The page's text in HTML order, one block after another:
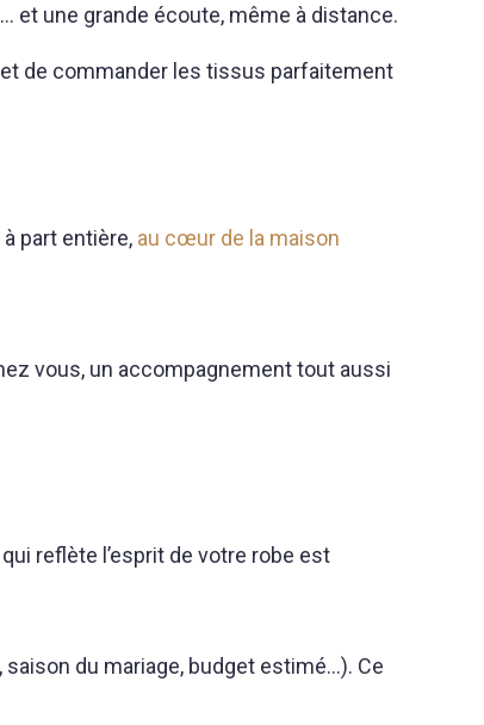
et une grande écoute, même à distance.
de commander les tissus parfaitement
part entière, au cœur de la maison
vous, un accompagnement tout aussi
reflète l’esprit de votre robe est
du mariage, budget estimé…). Ce